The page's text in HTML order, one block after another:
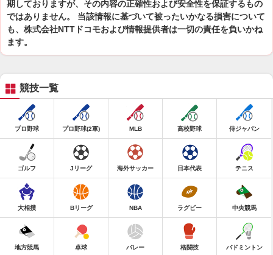
期しておりますが、その内容の正確性および安全性を保証するもの
ではありません。 当該情報に基づいて被ったいかなる損害について
も、株式会社NTTドコモおよび情報提供者は一切の責任を負いかね
ます。
競技一覧
プロ野球 プロ野球(2軍) MLB 高校野球 侍ジャパン
ゴルフ Jリーグ 海外サッカー 日本代表 テニス
大相撲 Bリーグ NBA ラグビー 中央競馬
地方競馬 卓球 バレー 格闘技 バドミントン